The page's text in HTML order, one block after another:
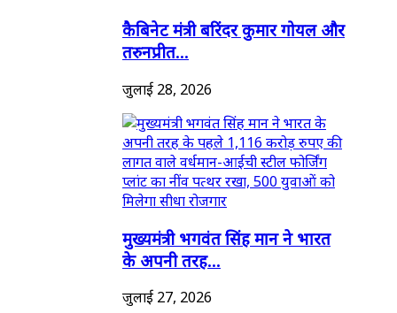
कैबिनेट मंत्री बरिंदर कुमार गोयल और
तरुनप्रीत...
जुलाई 28, 2026
मुख्यमंत्री भगवंत सिंह मान ने भारत
के अपनी तरह...
जुलाई 27, 2026